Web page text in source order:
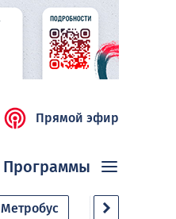
Прямой эфир
Программы
Метробус Дачный